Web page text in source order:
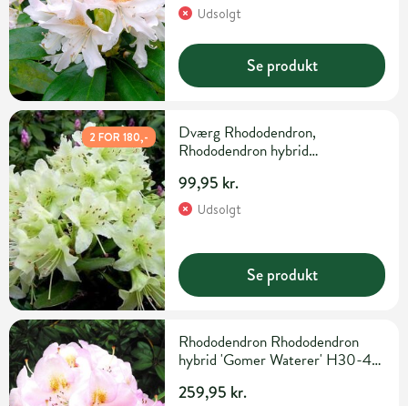
Udsolgt
Se produkt
2 FOR 180,-
Dværg Rhododendron,
Rhododendron hybrid
99,95 kr.
Udsolgt
Se produkt
Rhododendron Rhododendron
hybrid 'Gomer Waterer' H30-40
259,95 kr.